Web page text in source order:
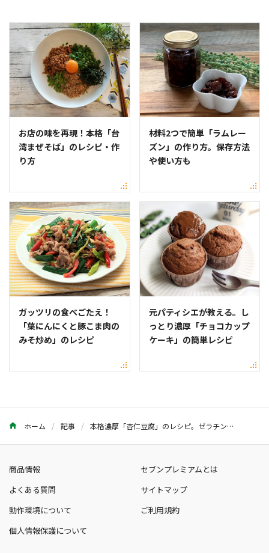
お店の味を再現！本格「台
湾まぜそば」のレシピ・作
り方
材料2つで簡単「ラムレー
ズン」の作り方。保存方法
や使い方も
ガッツリの食べごたえ！
「葉にんにくと豚こま肉の
みそ炒め」のレシピ
元パティシエが教える。し
っとり濃厚「チョコカップ
ケーキ」の簡単レシピ
ホーム 記事 本格濃厚「杏仁豆腐」のレシピ。ゼラチンでプルンとなめらか食感に！
商品情報
セブンプレミアムとは
よくある質問
サイトマップ
動作環境について
ご利用規約
個人情報保護について